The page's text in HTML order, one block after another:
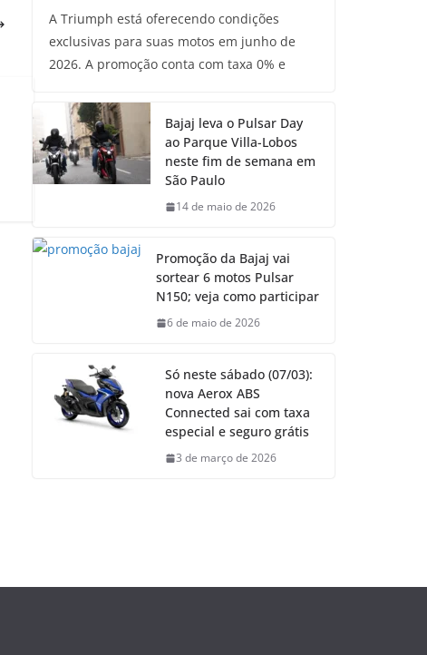
A Triumph está oferecendo condições
exclusivas para suas motos em junho de
2026. A promoção conta com taxa 0% e
Bajaj leva o Pulsar Day
ao Parque Villa-Lobos
neste fim de semana em
São Paulo
14 de maio de 2026
Promoção da Bajaj vai
sortear 6 motos Pulsar
N150; veja como participar
6 de maio de 2026
Só neste sábado (07/03):
nova Aerox ABS
Connected sai com taxa
especial e seguro grátis
3 de março de 2026